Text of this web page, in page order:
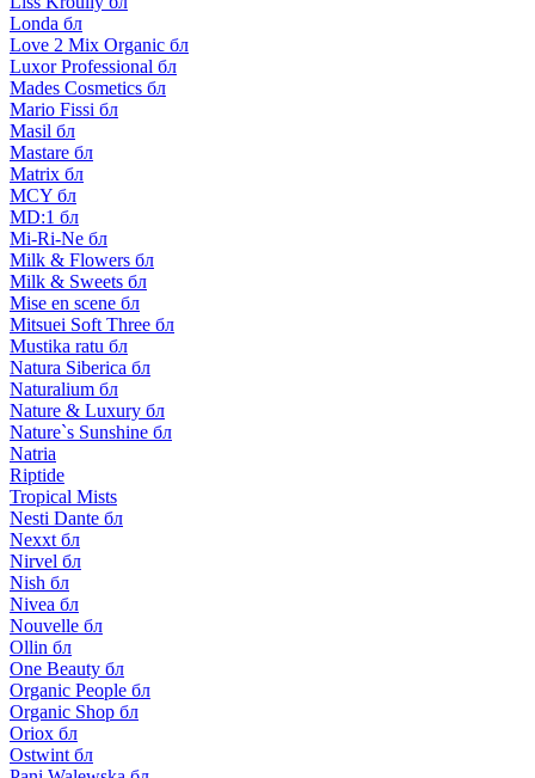
Londa бл
Love 2 Mix Organic бл
Luxor Professional бл
Mades Cosmetics бл
Mario Fissi бл
Masil бл
Mastare бл
Matrix бл
MCY бл
MD:1 бл
Mi-Ri-Ne бл
Milk & Flowers бл
Milk & Sweets бл
Mise en scene бл
Mitsuei Soft Three бл
Mustika ratu бл
Natura Siberica бл
Naturalium бл
Nature & Luxury бл
Nature`s Sunshine бл
Natria
Riptide
Tropical Mists
Nesti Dante бл
Nexxt бл
Nirvel бл
Nish бл
Nivea бл
Nouvelle бл
Ollin бл
One Beauty бл
Organic People бл
Organic Shop бл
Oriox бл
Ostwint бл